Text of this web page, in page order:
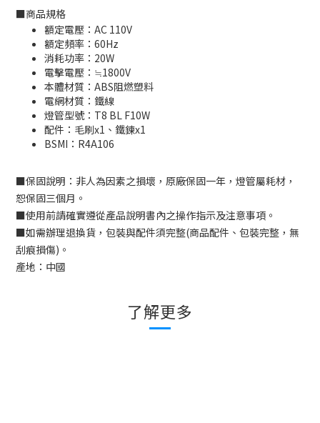
■商品規格
額定電壓：AC 110V
額定頻率：60Hz
消耗功率：20W
電擊電壓：≒1800V
本體材質：ABS阻燃塑料
電網材質：鐵線
燈管型號：T8 BL F10W
配件：毛刷x1、鐵鍊x1
BSMI： R4A106
■保固說明： 非人為因素之損壞，原廠保固一年，燈管屬耗材，
恕保固三個月。
■使用前請確實遵從產品說明書內之操作指示及注意事項。
■如需辦理退換貨，包裝與配件須完整(商品配件、包裝完整，無
刮痕損傷) 。
產地：中國
了解更多